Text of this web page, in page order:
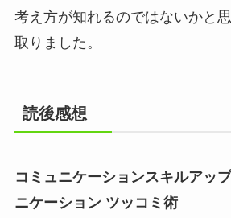
考え方が知れるのではないかと
取りました。
読後感想
コミュニケーションスキルアッ
ニケーション ツッコミ術